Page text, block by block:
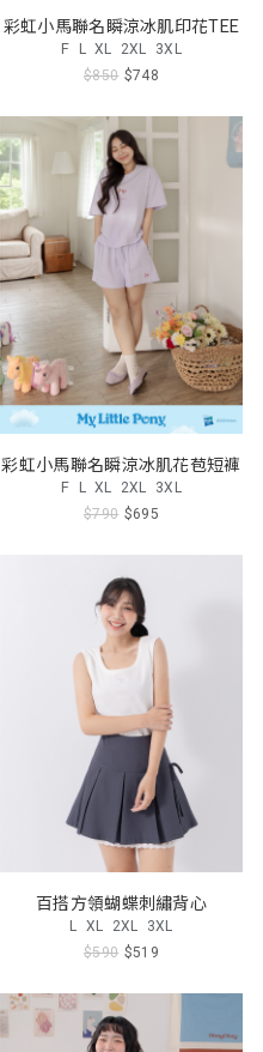
彩虹小馬聯名瞬涼冰肌印花TEE
F L XL 2XL 3XL
$850 $748
彩虹小馬聯名瞬涼冰肌花苞短褲
F L XL 2XL 3XL
$790 $695
百搭方領蝴蝶刺繡背心
L XL 2XL 3XL
$590 $519